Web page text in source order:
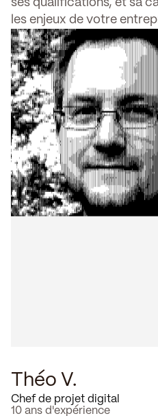
les enjeux de votre
Théo V.
Chef de projet digital
10 ans d'expérience